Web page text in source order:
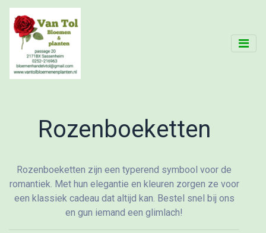
Rozenboeketten
Rozenboeketten zijn een typerend symbool voor de
romantiek. Met hun elegantie en kleuren zorgen ze voor
een klassiek cadeau dat altijd kan. Bestel snel bij ons
en gun iemand een glimlach!